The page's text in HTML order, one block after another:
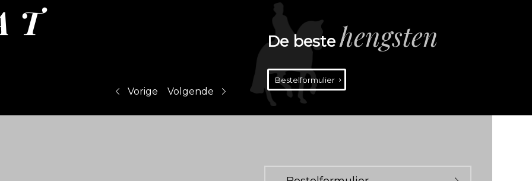
T
Volgende
Vorige
De beste hengsten
Bestelformulier